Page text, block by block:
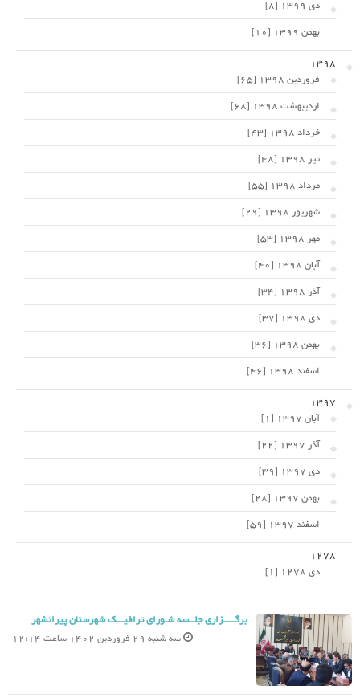
دی 1399 [8]
بهمن 1399 [10]
1398
فروردین 1398 [65]
اردیبهشت 1398 [68]
خرداد 1398 [43]
تیر 1398 [48]
مرداد 1398 [55]
شهریور 1398 [29]
مهر 1398 [53]
آبان 1398 [40]
آذر 1398 [34]
دی 1398 [37]
بهمن 1398 [36]
اسفند 1398 [46]
1397
آبان 1397 [1]
آذر 1397 [22]
دی 1397 [39]
بهمن 1397 [28]
اسفند 1397 [59]
1278
دی 1278 [1]
برگـــــزاری جلــسه شـورای ترافیـــک شهرستان پیرانشهر
سه شنبه 29 فروردین 1402 ساعت 12:14